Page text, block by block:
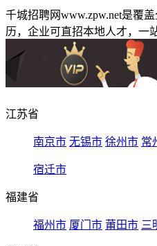
千城招聘网www.zpw.net是覆
历，企业可直招本地人才，一
江苏省
南京市 无锡市 徐州市 常
宿迁市
福建省
福州市 厦门市 莆田市 三